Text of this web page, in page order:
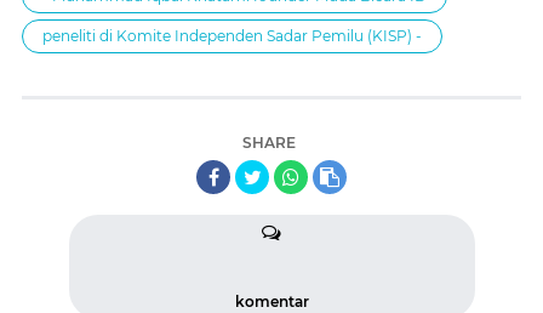
peneliti di Komite Independen Sadar Pemilu (KISP) -
SHARE
komentar